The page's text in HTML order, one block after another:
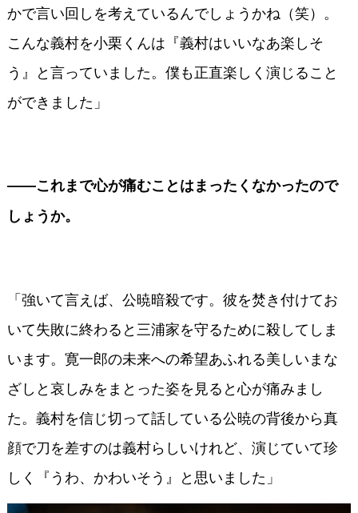
かで言い回しを考えているんでしょうかね（笑）。
こんな義村を小栗くんは『義村はいいなあ楽しそ
う』と言っていました。僕も正直楽しく演じること
ができました」
――これまで心が痛むことはまったくなかったので
しょうか。
「強いて言えば、公暁暗殺です。彼を焚き付けてお
いて失敗に終わると三浦家を守るために殺してしま
います。寛一郎の未来への希望あふれる美しいまな
ざしと哀しみをまとった姿を見ると心が痛みまし
た。義村を信じ切って話している公暁の背後から真
顔で刀を差すのは義村らしいけれど、演じていて珍
しく『うわ、かわいそう』と思いました」